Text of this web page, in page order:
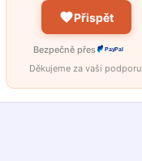
Přispět
Bezpečně přes PayPal
Děkujeme za vaši podporu!